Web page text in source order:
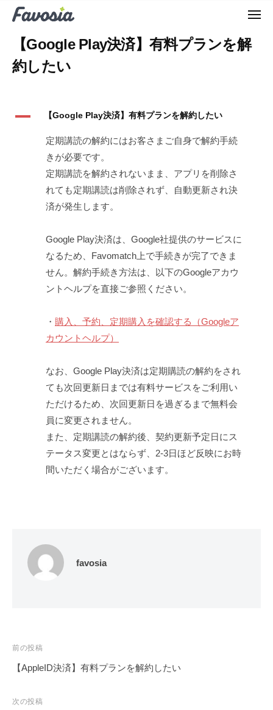
v
a
メ
【Google Play決済】有料プランを解
約したい
A 【Google Play決済】有料プランを解約したい
定期講読の解約にはお客さまご自身で解約手続
きが必要です。
定期講読を解約されないまま、アプリを削除さ
れても定期講読は削除されず、自動更新され決
済が発生します。
Google Play決済は、Google社提供のサービスに
なるため、Favomatch上で手続きが完了できま
せん。解約手続き方法は、以下のGoogleアカウ
ントヘルプを直接ご参照ください。
・ 購入、予約、定期購入を確認する（Googleア
カウントヘルプ）
なお、Google Play決済は定期購読の解約をされ
ても次回更新日までは有料サービスをご利用い
ただけるため、次回更新日を過ぎるまで無料会
員に変更されません。
また、定期講読の解約後、契約更新予定日にス
テータス変更とはならず、2-3日ほど反映にお時
間いただく場合がございます。
favosia
投
稿
ビ
前の投稿
【AppleID決済】有料プランを解約したい
次の投稿
a
m
a
h
ー